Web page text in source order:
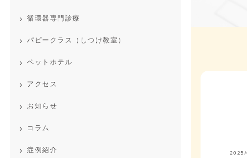
循環器専門診療
パピークラス（しつけ教室）
ペットホテル
アクセス
お知らせ
コラム
症例紹介